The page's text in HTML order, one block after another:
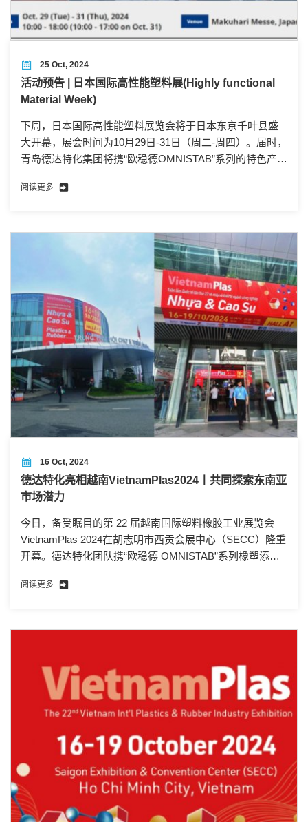
25 Oct, 2024
活动预告 | 日本国际高性能塑料展(Highly functional
Material Week)
下周，日本国际高性能塑料展览会将于日本东京千叶县盛
大开幕，展会时间为10月29日-31日（周二-周四）。届时，
青岛德达特化集团将携“欧稳德OMNISTAB”系列的特色产品
我司展位进行参观指导，也期待与各位新老朋友一起交流
阅读更多
16 Oct, 2024
德达特化亮相越南VietnamPlas2024丨共同探索东南亚
市场潜力
今日，备受瞩目的第 22 届越南国际塑料橡胶工业展览会
VietnamPlas 2024在胡志明市西贡会展中心（SECC）隆重
开幕。德达特化团队携“欧稳德 OMNISTAB”系列橡塑添加
阅读更多